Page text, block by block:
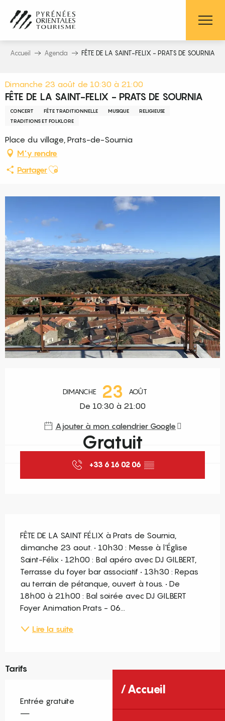
contenu
principal
Accueil
Accueil Agenda FÊTE DE LA SAINT-FELIX - PRATS DE SOURNIA
Dimanche 23 août de 10:30 à 21:00
FÊTE DE LA SAINT-FELIX - PRATS DE SOURNIA
CONCERT FÊTE TRADITIONNELLE MUSIQUE
RELIGIEUSE
TRADITIONS ET FOLKLORE
Place du village, Prats-de-Sournia
M'y rendre
PartagerAjouter aux favoris
DIMANCHE 23 AOÛT
De 10:30 à 21:00
Ajouter à mon calendrier Google
Gratuit
+33 6 16 02 06 ▒▒
FÊTE DE LA SAINT FÉLIX à Prats de Sournia,
dimanche 23 aout. • 10h30 : Messe à l'Église
Saint-Félix • 12h00 : Bal apéro avec DJ GILBERT,
Terrasse du foyer bar associatif • 13h30 : Repas
au terrain de pétanque, ouvert à tous. • De
18h00 à 21h00 : Bal soirée avec DJ GILBERT
Foyer Animation Prats - 06...
Lire la suite
Tarifs
Entrée gratuite
—